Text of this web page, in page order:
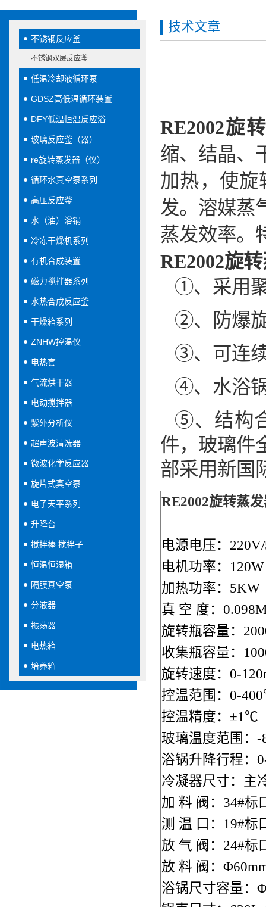
不锈钢反应釜
不锈钢双层反应釜
低温冷却液循环泵
GDSZ高低温循环装置
DFY低温恒温反应浴
玻璃反应釜（器）
re旋转蒸发器（仪）
循环水真空泵系列
高压反应釜
水（油）浴锅
冷冻干燥机系列
有机合成装置
磁力搅拌器系列
水热合成反应釜
干燥箱系列
ZNHW控温仪
电热套
气流烘干器
电动搅拌器
紫外分析仪
超声波清洗器
微波化学反应器
旋片式真空泵
电子天平系列
升降台
搅拌棒.搅拌子
恒温恒湿箱
隔膜真空泵
分液器
振荡器
电热箱
培养箱
技术文章
RE2002旋
缩、结晶、
加热，使旋
发。溶媒蒸
蒸发效率。
RE2002旋
①、采用
②、防爆
③、可连
④、水浴
⑤、结构
件，玻璃件
部采用新国
RE2002旋转蒸
电源电压：
电机功率：120W
加热功率：5KW
真 空 度：
旋转瓶容量：
收集瓶容量：
旋转速度：0-
控温范围：0-
控温精度：±1℃
玻璃温度范围：
浴锅升降行程
冷凝器尺寸：主
加 料 阀：34#标
测 温 口：19#标
放 气 阀：24#标
放 料 阀：
浴锅尺寸容量：